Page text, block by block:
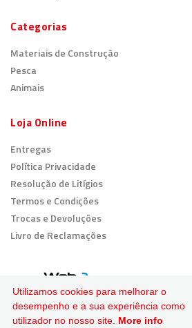
Categorias
Materiais de Construção
Pesca
Animais
Loja Online
Entregas
Política Privacidade
Resolução de Litígios
Termos e Condições
Trocas e Devoluções
Livro de Reclamações
Pagamento Seguro
Utilizamos cookies para melhorar o
desempenho e a sua experiência como
utilizador no nosso site. More info